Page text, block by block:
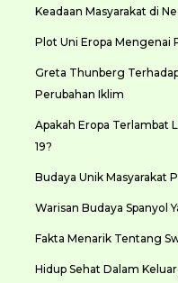
Keadaan Masyarakat di
Plot Uni Eropa Mengenai
Greta Thunberg
Perubahan Iklim
Apakah Eropa Terlambat
19?
Budaya Unik Masyarakat
Warisan Budaya Spanyol
Fakta Menarik Tentang
Hidup Sehat Dalam